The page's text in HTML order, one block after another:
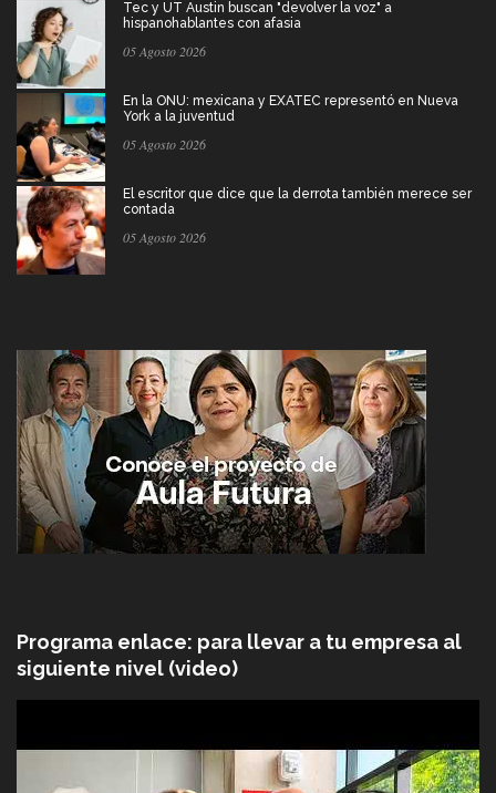
Tec y UT Austin buscan "devolver la voz" a
hispanohablantes con afasia
05 Agosto 2026
En la ONU: mexicana y EXATEC representó en Nueva
York a la juventud
05 Agosto 2026
El escritor que dice que la derrota también merece ser
contada
05 Agosto 2026
Programa enlace: para llevar a tu empresa al
siguiente nivel (video)